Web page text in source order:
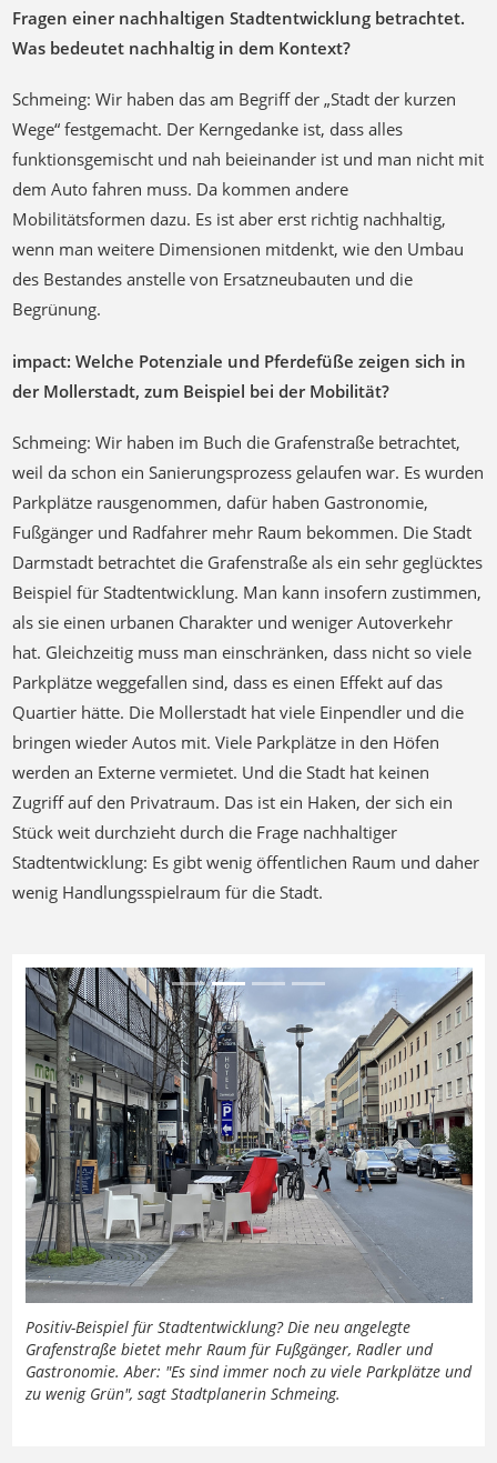
Fragen einer nachhaltigen Stadtentwicklung betrachtet.
Was bedeutet nachhaltig in dem Kontext?
Schmeing: Wir haben das am Begriff der „Stadt der kurzen
Wege“ festgemacht. Der Kerngedanke ist, dass alles
funktionsgemischt und nah beieinander ist und man nicht mit
dem Auto fahren muss. Da kommen andere
Mobilitätsformen dazu. Es ist aber erst richtig nachhaltig,
wenn man weitere Dimensionen mitdenkt, wie den Umbau
des Bestandes anstelle von Ersatzneubauten und die
Begrünung.
impact: Welche Potenziale und Pferdefüße zeigen sich in
der Mollerstadt, zum Beispiel bei der Mobilität?
Schmeing: Wir haben im Buch die Grafenstraße betrachtet,
weil da schon ein Sanierungsprozess gelaufen war. Es wurden
Parkplätze rausgenommen, dafür haben Gastronomie,
Fußgänger und Radfahrer mehr Raum bekommen. Die Stadt
Darmstadt betrachtet die Grafenstraße als ein sehr geglücktes
Beispiel für Stadtentwicklung. Man kann insofern zustimmen,
als sie einen urbanen Charakter und weniger Autoverkehr
hat. Gleichzeitig muss man einschränken, dass nicht so viele
Parkplätze weggefallen sind, dass es einen Effekt auf das
Quartier hätte. Die Mollerstadt hat viele Einpendler und die
bringen wieder Autos mit. Viele Parkplätze in den Höfen
werden an Externe vermietet. Und die Stadt hat keinen
Zugriff auf den Privatraum. Das ist ein Haken, der sich ein
Stück weit durchzieht durch die Frage nachhaltiger
Stadtentwicklung: Es gibt wenig öffentlichen Raum und daher
wenig Handlungsspielraum für die Stadt.
Positiv-Beispiel für Stadtentwicklung? Die neu angelegte
Grafenstraße bietet mehr Raum für Fußgänger, Radler und
Gastronomie. Aber: "Es sind immer noch zu viele Parkplätze und
zu wenig Grün", sagt Stadtplanerin Schmeing.
Previous